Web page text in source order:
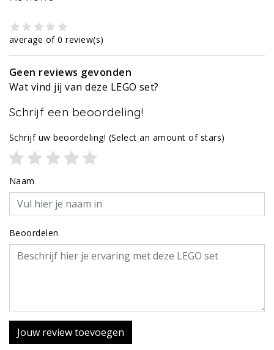
average of 0 review(s)
Geen reviews gevonden
Wat vind jij van deze LEGO set?
Schrijf een beoordeling!
Schrijf uw beoordeling! (Select an amount of stars)
Naam
Beoordelen
Jouw review toevoegen